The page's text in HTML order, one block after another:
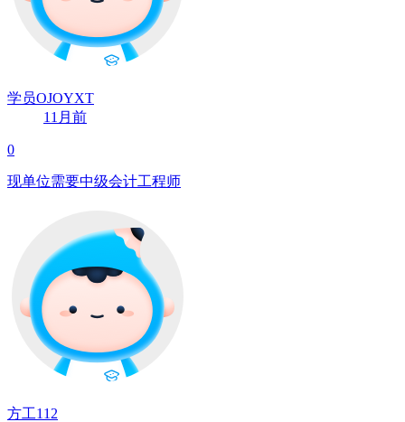
学员OJOYXT
11月前
0
现单位需要中级会计工程师
方工112